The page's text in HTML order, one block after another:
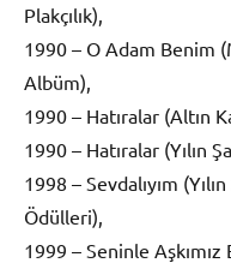
Plakçılık),
1990 – O Adam Benim
Albüm),
1990 – Hatıralar (Altın
1990 – Hatıralar (Yılın
1998 – Sevdalıyım
Ödülleri),
1999 – Seninle